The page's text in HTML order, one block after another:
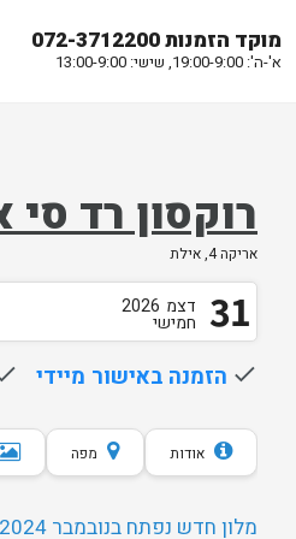
מוקד הזמנות 072-3712200
א'-ה': 19:00-9:00, שישי: 13:00-9:00
רוקסון רד
אריקה 4, אילת
31 דצמ 2026
חמישי
done הזמנה באישור מיידי
אודות מפה
מלון חדש נפתח בנובמבר 2024